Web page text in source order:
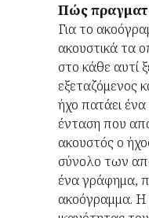
Πώς
Για το
ακουστικά τα
στο κάθε αυτί
εξεταζόμενος
ήχο πατάει
ένταση που
ακουστός ο
σύνολο των
ένα γράφημα,
ακοόγραμμα. Η